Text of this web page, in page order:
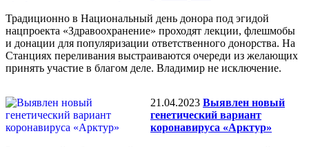
Традиционно в Национальный день донора под эгидой
нацпроекта «Здравоохранение» проходят лекции, флешмобы
и донации для популяризации ответственного донорства. На
Станциях переливания выстраиваются очереди из желающих
принять участие в благом деле. Владимир не исключение.
21.04.2023 Выявлен новый
генетический вариант
коронавируса «Арктур»